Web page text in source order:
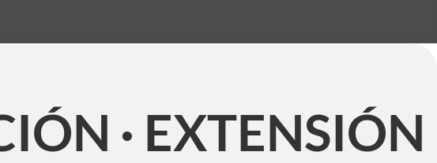
· EXTENSIÓN